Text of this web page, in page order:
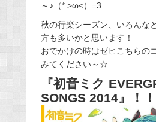
b
o
o
k
～♪（* >ω<）=3
秋の行楽シーズン、いろんな
方も多いかと思います！
おでかけの時はゼヒこちらの
みてください～☆
『初音ミク
SONGS 2014』！！